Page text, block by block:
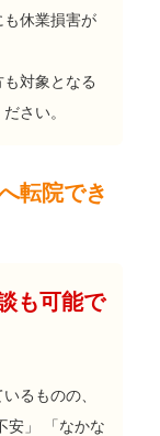
も休業損害が
対象となる
さい。
転院でき
も可能で
るものの、
安」 「なかな